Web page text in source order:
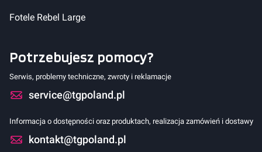
Fotele Rebel Large
Potrzebujesz pomocy?
Serwis, problemy techniczne, zwroty i reklamacje
service@tgpoland.pl
Informacja o dostępności oraz produktach, realizacja zamówień i dostawy
kontakt@tgpoland.pl